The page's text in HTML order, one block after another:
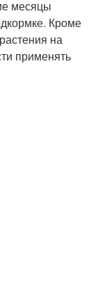
месяцы
Кроме
на
применять